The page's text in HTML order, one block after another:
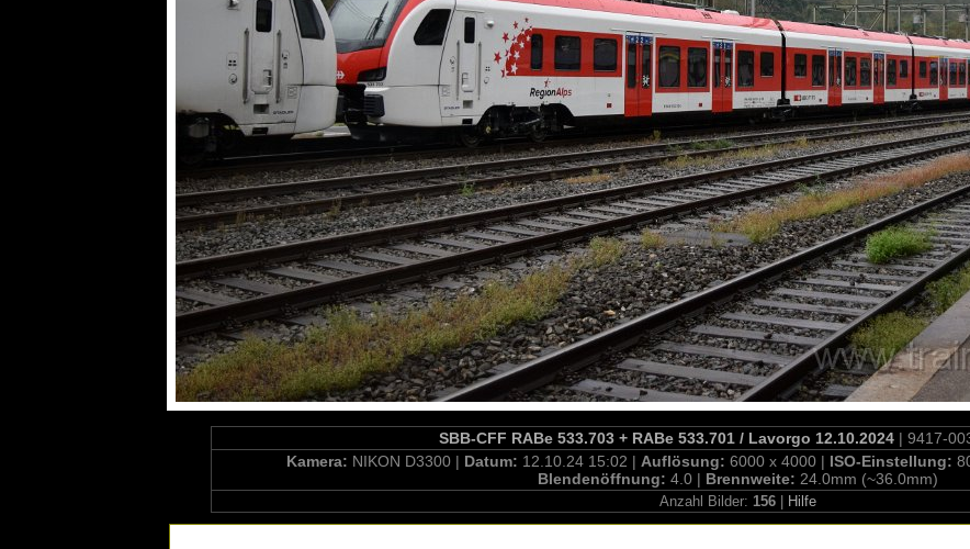
SBB-CFF RABe 533.703 + RABe 533.701 / Lavorgo 12.10.2024| 9417-
Kamera: NIKON D3300 | Datum: 12.10.24 15:02 | Auflösung: 6000 x 4000 | ISO-Einstellung:
Blendenöffnung: 4.0 | Brennweite: 24.0mm (~36.0mm)
Anzahl Bilder: 156| Hilfe